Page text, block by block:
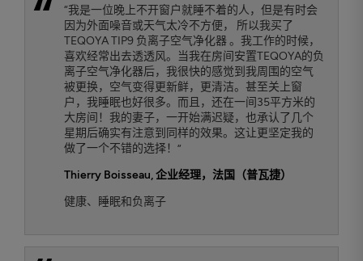
“我是一位晚上不开窗户就睡不着的人，但是有时会
因为外面噪音或天气太冷不方便， 所以我买了
TEQOYA TIP9 负离子空气净化器 。我工作的时候，
喜欢经常出去透透风。当我在房间安置TEQOYA的负
离子空气净化器后，我很快的感觉到我周围的空气
被更换，空气变得更新鲜，更清洁。甚至关上窗
户，我睡眠也好很多。而且，还在一间35平方米的
大房间！我的妻子，一开始满迟疑，也承认了几个
星期后确实有注意到同样的效果。这让更坚定我的
做了一个不错的选择！”
Thierry Boisseau, 企业经理，法国（普瓦捷）
健康、睡眠和负离子